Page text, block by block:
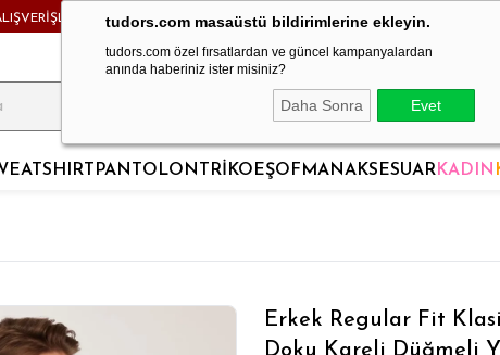
tudors.com masaüstü bildirimlerine ekleyin.
tudors.com özel fırsatlardan ve güncel kampanyalardan
anında haberiniz ister misiniz?
Daha Sonra Evet
KARGO BEDAVA! - HAFTA İÇİ 24 SAATTE KARGODA! -
PANTOLON TRİKO EŞOFMANAKSESUARKADIN
Erkek Regular Fit
Doku Kareli Düğmeli